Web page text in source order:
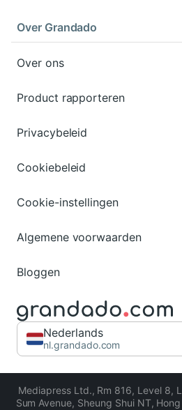
Over Grandado
Over ons
Product rapporteren
Privacybeleid
Cookiebeleid
Cookie-instellingen
Algemene voorwaarden
Bloggen
Nederlands
nl.grandado.com
Mediapress Ltd., Rm 816, Level 8,
Sum Avenue, Sheung Shui NT, Hong